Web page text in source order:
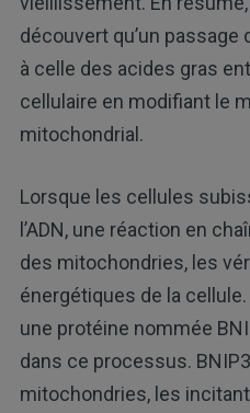
découvert qu’un passage
à celle des acides gras
cellulaire en modifiant le
mitochondrial.
Lorsque les cellules
l’ADN, une réaction en
des mitochondries, les
énergétiques de la
une protéine nommée
dans ce processus.
mitochondries, les